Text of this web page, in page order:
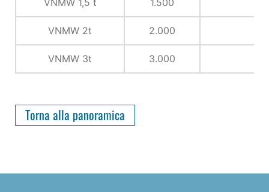
VNMW 1,5 t 1.500
VNMW 2t 2.000
VNMW 3t 3.000
Torna alla panoramica